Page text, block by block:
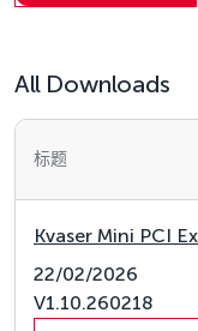
All Downloads
标题
Kvaser Mini PCI
22/02/2026
V1.10.260218